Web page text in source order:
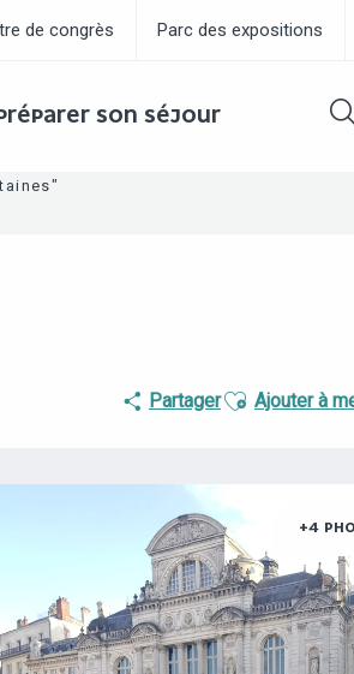
de congrès Parc des expositions
SON SÉJOUR
PartagerAjouter aux
Ajouter à
+4